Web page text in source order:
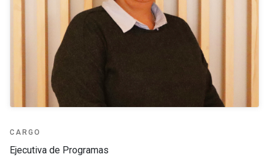
CARGO
Ejecutiva de Programas